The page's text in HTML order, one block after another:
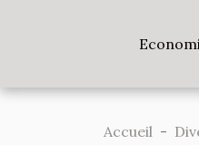
Accueil